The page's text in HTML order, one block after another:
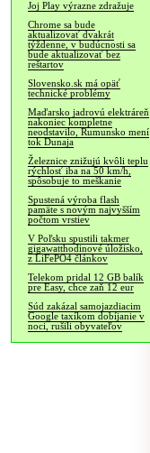
Joj Play výrazne zdražuje
Chrome sa bude
aktualizovať dvakrát
týždenne, v budúcnosti sa
bude aktualizovať bez
reštartov
Slovensko.sk má opäť
technické problémy
Maďarsko jadrovú elektráreň
nakoniec kompletne
neodstavilo, Rumunsko mení
tok Dunaja
Železnice znižujú kvôli teplu
rýchlosť iba na 50 km/h,
spôsobuje to meškanie
Spustená výroba flash
pamäte s novým najvyšším
počtom vrstiev
V Poľsku spustili takmer
gigawatthodinové úložisko,
z LiFePO4 článkov
Telekom pridal 12 GB balík
pre Easy, chce zaň 12 eur
Súd zakázal samojazdiacim
Google taxíkom dobíjanie v
noci, rušili obyvateľov